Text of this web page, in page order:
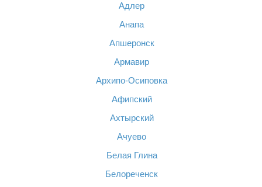
Адлер
Анапа
Апшеронск
Армавир
Архипо-Осиповка
Афипский
Ахтырский
Ачуево
Белая Глина
Белореченск